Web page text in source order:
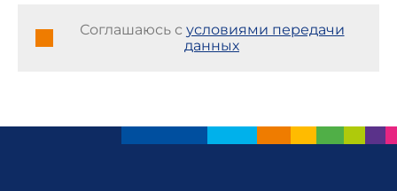
Соглашаюсь с условиями передачи
данных